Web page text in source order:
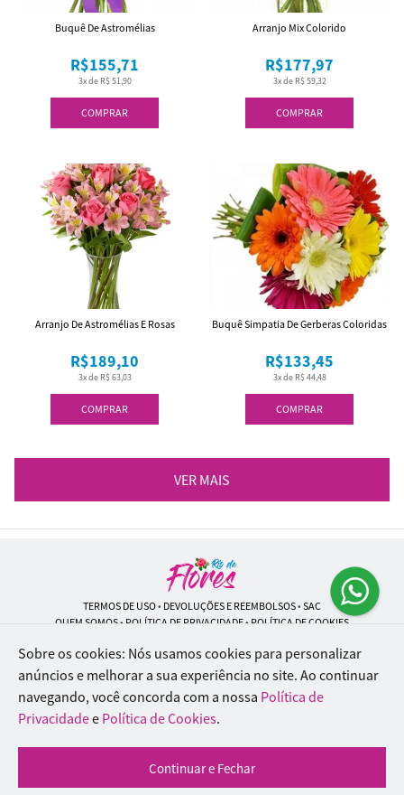
COMPRAR
3x de R$ 51,90
R$155,71
Buquê De Astromélias
COMPRAR
3x de R$ 59,32
R$177,97
Arranjo Mix Colorido
COMPRAR
3x de R$ 63,03
R$189,10
Arranjo De Astromélias E Rosas
COMPRAR
3x de R$ 44,48
R$133,45
Buquê Simpatia De Gerberas Coloridas
VER MAIS
TERMOS DE USO• DEVOLUÇÕES E REEMBOLSOS• SAC
QUEM SOMOS• POLÍTICA DE PRIVACIDADE• POLÍTICA DE COOKIES
Rio de Flores | CNPJ: 18.184.423/0001-74
Rua Lopes Trovão, 42 - Rio de Janeiro - RJ - 20.920-340
WhatsApp: (21) 96451-9290| Telefone: (21) 9 6715-9790
© 2024-2026 - Todos os direitos reservados - Desenvolvido por
Inteligentes
Sobre os cookies: Nós usamos cookies para personalizar
anúncios e melhorar a sua experiência no site. Ao continuar
navegando, você concorda com a nossa Política de
Privacidadee Política de Cookies.
Continuar e Fechar